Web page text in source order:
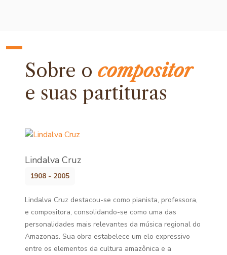
Sobre ocompositor
e suas partituras
Lindalva Cruz
1908 - 2005
Lindalva Cruz destacou-se como pianista, professora,
e compositora, consolidando-se como uma das
personalidades mais relevantes da música regional do
Amazonas. Sua obra estabelece um elo expressivo
entre os elementos da cultura amazônica e a